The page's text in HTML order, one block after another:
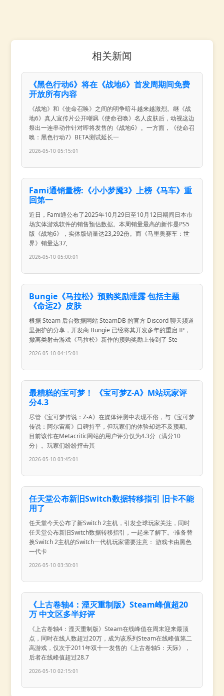
相关新闻
《黑色行动6》将在《战地6》首发周期间免费
开放所有内容
《战地》和《使命召唤》之间的明争暗斗越来越激烈。继《战
地6》真人宣传片公开嘲讽《使命召唤》名人皮肤后，动视这边
祭出一连串动作针对即将发售的《战地6》。一方面，《使命召
唤：黑色行动7》BETA测试延长一
2026-05-10 05:15:01
Fami通销量榜:《小小梦魇3》上榜《马车》重
回第一
近日，Fami通公布了2025年10月29日至10月12日期间日本市
场实体游戏软件的销售预估数据。本周销量最高的新作是PS5
版《战地6》，实体版销量达23,292份。而《马里奥赛车：世
界》销量达37,
2026-05-10 05:00:01
Bungie《马拉松》预购奖励泄露 包括主题
《命运2》皮肤
根据 Steam 后台数据网站 SteamDB 的官方 Discord 聊天频道
里拥护的分享，开发商 Bungie 已经将其开发多年的重启 IP，
撤离类射击游戏《马拉松》新作的预购奖励上传到了 Ste
2026-05-10 04:15:01
最糟糕的宝可梦！ 《宝可梦Z-A》M站玩家评
分4.3
尽管《宝可梦传说：Z-A》在媒体评测中表现不俗，与《宝可梦
传说：阿尔宙斯》口碑持平，但玩家们的体验却远不及预期。
目前该作在Metacritic网站的用户评分仅为4.3分（满分10
分）。玩家们纷纷抨击其
2026-05-10 03:45:01
任天堂公布新旧Switch数据转移指引 旧卡不能
用了
任天堂今天公布了新Switch 2主机，引发全球玩家关注，同时
任天堂公布新旧Switch数据转移指引，一起来了解下。·准备替
换Switch 2主机的Switch一代机玩家需要注意： 游戏卡由黑色
一代卡
2026-05-10 03:30:01
《上古卷轴4：湮灭重制版》Steam峰值超20
万 中文区多半好评
《上古卷轴4：湮灭重制版》Steam在线峰值在周末迎来最顶
点，同时在线人数超过20万，成为该系列Steam在线峰值第二
高游戏，仅次于2011年双十一发售的《上古卷轴5：天际》，
后者在线峰值超过28.7
2026-05-10 02:15:01